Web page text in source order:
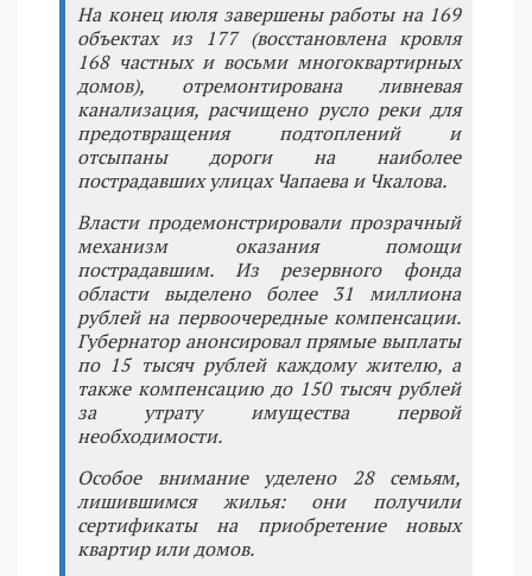
На конец июля завершены работы на 169
объектах из 177 (восстановлена кровля
168 частных и восьми многоквартирных
домов), отремонтирована ливневая
канализация, расчищено русло реки для
предотвращения подтоплений и
отсыпаны дороги на наиболее
пострадавших улицах Чапаева и Чкалова.
Власти продемонстрировали прозрачный
механизм оказания помощи
пострадавшим. Из резервного фонда
области выделено более 31 миллиона
рублей на первоочередные компенсации.
Губернатор анонсировал прямые выплаты
по 15 тысяч рублей каждому жителю, а
также компенсацию до 150 тысяч рублей
за утрату имущества первой
необходимости.
Особое внимание уделено 28 семьям,
лишившимся жилья: они получили
сертификаты на приобретение новых
квартир или домов.